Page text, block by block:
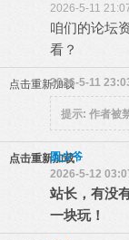
2026-5-11
咱们的论坛
看？
点击重新加载2026-5-11
提示: 作者被
点击重新加载
圆少爷
2026-5-12
站长，有没
一块玩！